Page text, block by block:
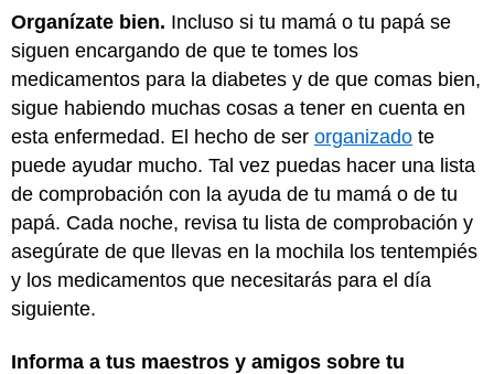
Organízate bien. Incluso si tu mamá o tu papá se
siguen encargando de que te tomes los
medicamentos para la diabetes y de que comas bien,
sigue habiendo muchas cosas a tener en cuenta en
esta enfermedad. El hecho de ser organizado te
puede ayudar mucho. Tal vez puedas hacer una lista
de comprobación con la ayuda de tu mamá o de tu
papá. Cada noche, revisa tu lista de comprobación y
asegúrate de que llevas en la mochila los tentempiés
y los medicamentos que necesitarás para el día
siguiente.
Informa a tus maestros y amigos sobre tu